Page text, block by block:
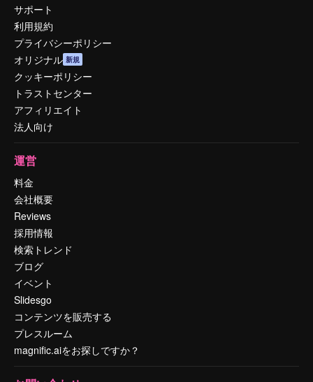
サポート
利用規約
プライバシーポリシー
オリジナル 新規
クッキーポリシー
トラストセンター
アフィリエイト
法人向け
運営
料金
会社概要
Reviews
採用情報
検索トレンド
ブログ
イベント
Slidesgo
コンテンツを販売する
プレスルーム
magnific.aiをお探しですか？